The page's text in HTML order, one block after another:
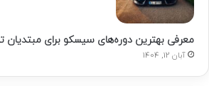
معرفی بهترین دوره‌های سیسکو برای مبتدیان
آبان 12, 1404